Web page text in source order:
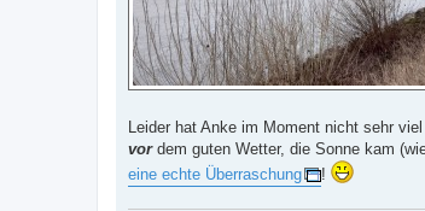
Leider hat Anke im Moment nicht sehr
vordem guten Wetter, die Sonne kam
eine echte Überraschung
!